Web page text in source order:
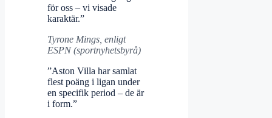
för oss – vi visade
karaktär.”
Tyrone Mings, enligt
ESPN (sportnyhetsbyrå)
”Aston Villa har samlat
flest poäng i ligan under
en specifik period – de är
i form.”